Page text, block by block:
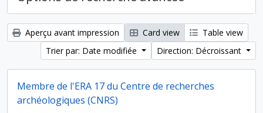
Aperçu avant impression Card view
Table view
Trier par: Date modifiée
Direction: Décroissant
Membre de l'ERA 17 du Centre de recherches
archéologiques (CNRS)